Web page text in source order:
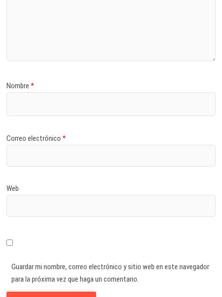
Nombre*
Correo electrónico*
Web
Guardar mi nombre, correo electrónico y sitio web en este navegador
para la próxima vez que haga un comentario.